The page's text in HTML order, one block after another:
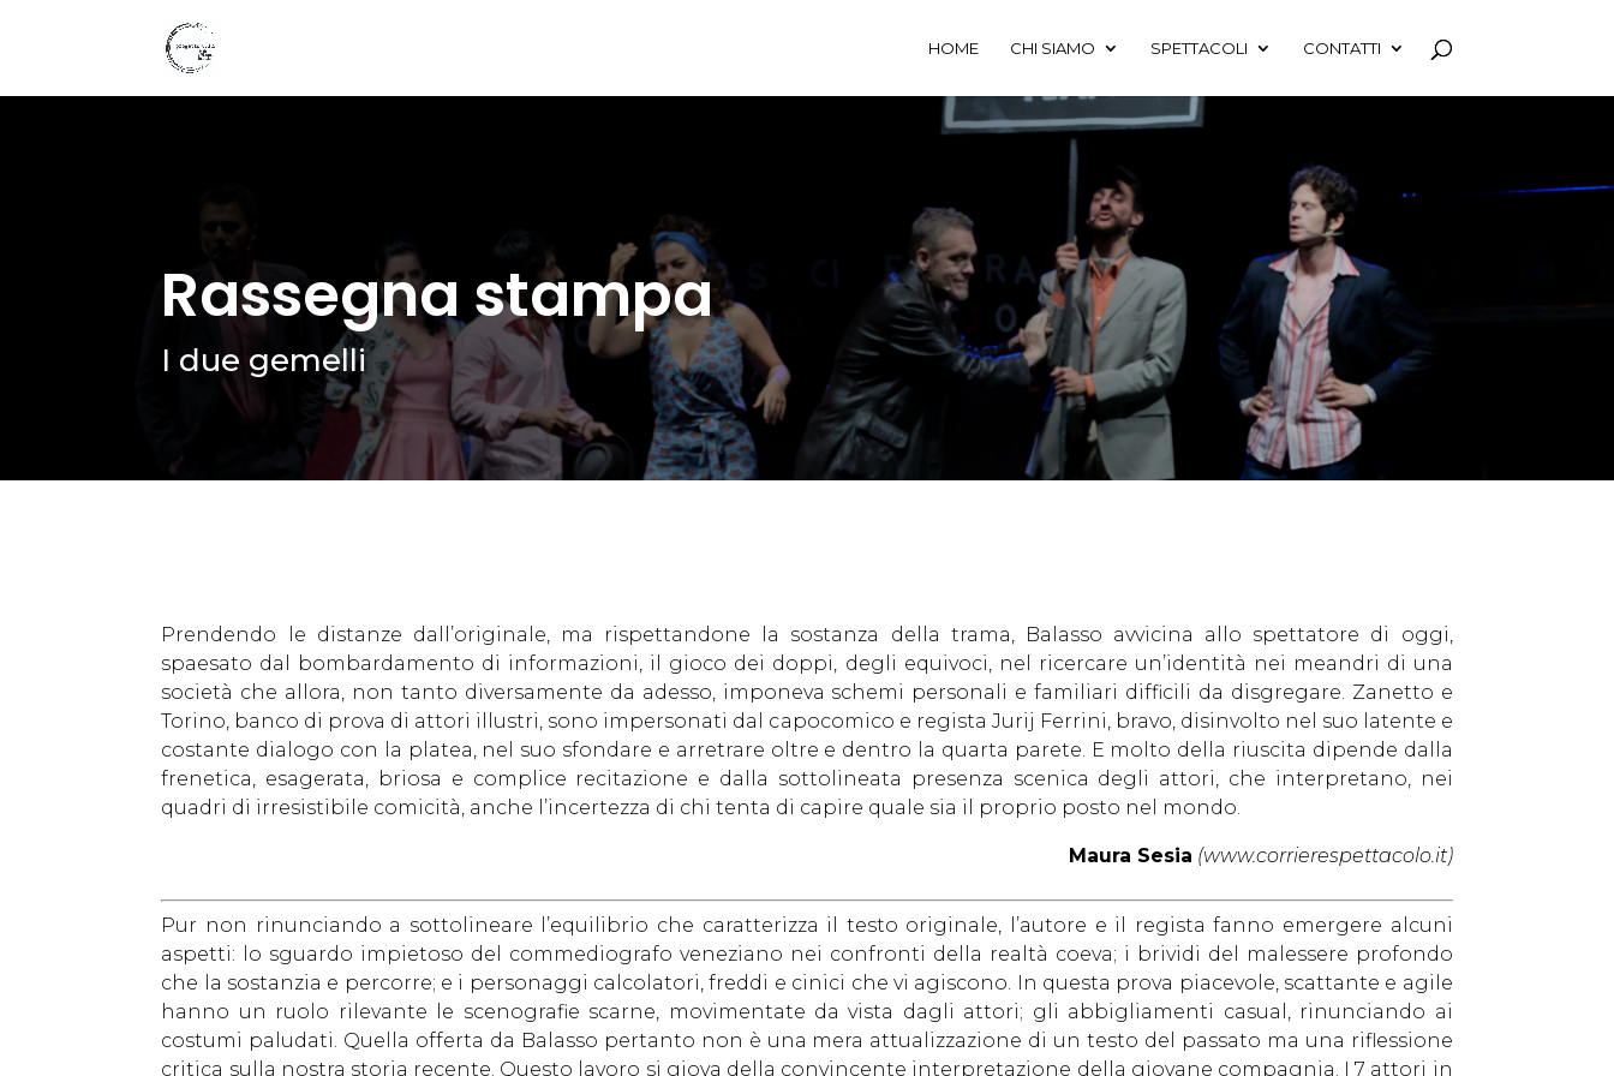
HOME CHI SIAMO SPETTACOLI CONTATTI
Rassegna stampa
I due gemelli
Prendendo le distanze dall’originale, ma rispettandone la sostanza della trama, Balasso avvicina allo spettatore di oggi,
spaesato dal bombardamento di informazioni, il gioco dei doppi, degli equivoci, nel ricercare un’identità nei meandri di una
società che allora, non tanto diversamente da adesso, imponeva schemi personali e familiari difficili da disgregare. Zanetto e
Torino, banco di prova di attori illustri, sono impersonati dal capocomico e regista Jurij Ferrini, bravo, disinvolto nel suo latente e
costante dialogo con la platea, nel suo sfondare e arretrare oltre e dentro la quarta parete. E molto della riuscita dipende dalla
frenetica, esagerata, briosa e complice recitazione e dalla sottolineata presenza scenica degli attori, che interpretano, nei
quadri di irresistibile comicità, anche l’incertezza di chi tenta di capire quale sia il proprio posto nel mondo.
Maura Sesia (www.corrierespettacolo.it)
Pur non rinunciando a sottolineare l’equilibrio che caratterizza il testo originale, l’autore e il regista fanno emergere alcuni
aspetti: lo sguardo impietoso del commediografo veneziano nei confronti della realtà coeva; i brividi del malessere profondo
che la sostanzia e percorre; e i personaggi calcolatori, freddi e cinici che vi agiscono. In questa prova piacevole, scattante e agile
hanno un ruolo rilevante le scenografie scarne, movimentate da vista dagli attori; gli abbigliamenti casual, rinunciando ai
costumi paludati. Quella offerta da Balasso pertanto non è una mera attualizzazione di un testo del passato ma una riflessione
critica sulla nostra storia recente. Questo lavoro si giova della convincente interpretazione della giovane compagnia. I 7 attori in